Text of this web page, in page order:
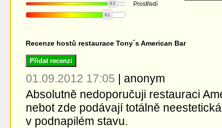
83 Prostředí
81
Recenze hostů restaurace Tony´s American Bar
Přidat recenzi
01.09.2012 17:05 | anonym
Absolutně nedoporučuji restauraci
nebot zde podávají totálně
v podnapilém stavu.